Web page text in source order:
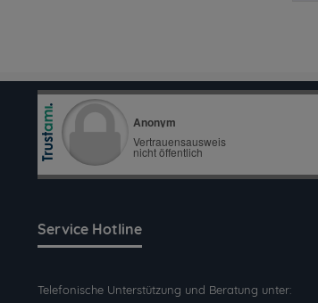
Service Hotline
Telefonische Unterstützung und Beratung unter: